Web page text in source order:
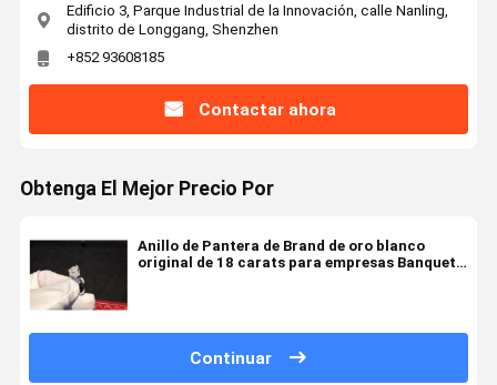
Edificio 3, Parque Industrial de la Innovación, calle Nanling,
distrito de Longgang, Shenzhen
+852 93608185
Contactar ahora
Obtenga El Mejor Precio Por
Anillo de Pantera de Brand de oro blanco
original de 18 carats para empresas Banquete
Continuar